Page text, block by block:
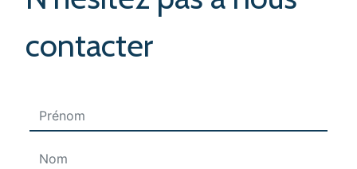
contacter